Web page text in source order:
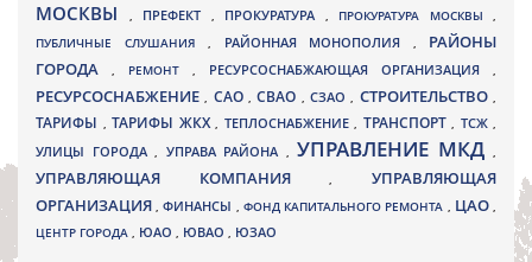
МОСКВЫ
, ПРЕФЕКТ , ПРОКУРАТУРА , ПРОКУРАТУРА МОСКВЫ ,
ПУБЛИЧНЫЕ СЛУШАНИЯ , РАЙОННАЯ МОНОПОЛИЯ , РАЙОНЫ
ГОРОДА
, РЕМОНТ , РЕСУРСОСНАБЖАЮЩАЯ ОРГАНИЗАЦИЯ ,
РЕСУРСОСНАБЖЕНИЕ, САО,СВАО ,СЗАО, СТРОИТЕЛЬСТВО,
ТАРИФЫ , ТАРИФЫ ЖКХ , ТЕПЛОСНАБЖЕНИЕ , ТРАНСПОРТ , ТСЖ ,
УЛИЦЫ ГОРОДА , УПРАВА РАЙОНА , УПРАВЛЕНИЕ МКД ,
УПРАВЛЯЮЩАЯ КОМПАНИЯ,УПРАВЛЯЮЩАЯ
ОРГАНИЗАЦИЯ,ФИНАНСЫ , ФОНД КАПИТАЛЬНОГО РЕМОНТА , ЦАО,
ЦЕНТР ГОРОДА , ЮАО , ЮВАО , ЮЗАО